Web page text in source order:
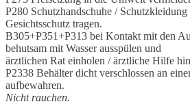
P280 Schutzhandschuhe /
Gesichtsschutz tragen.
B305+P351+P313 bei Kontakt mit den
behutsam mit Wasser ausspülen und
ärztlichen Rat einholen / ärztliche Hilfe
P2338 Behälter dicht verschlossen an
aufbewahren.
Nicht rauchen.